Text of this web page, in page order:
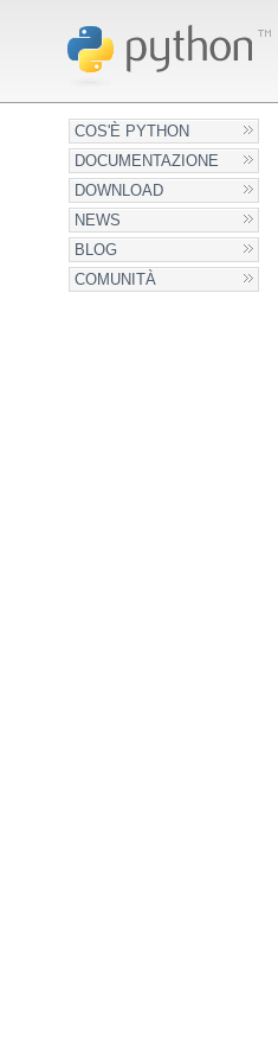
COS'È PYTHON
DOCUMENTAZIONE
DOWNLOAD
NEWS
BLOG
COMUNITÀ